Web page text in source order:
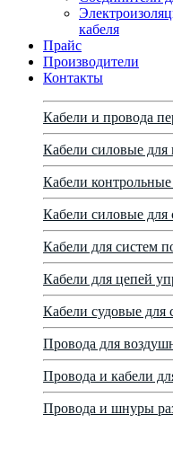
кабеля
Прайс
Производители
Контакты
Кабели и провода
Кабели силовые для
Кабели
Кабели силовые для
Кабели для систем
Кабели для цепей
Кабели судовые для
Провода для
Провода и кабели
Провода и шнуры